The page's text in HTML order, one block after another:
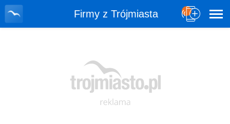
Firmy z Trójmiasta